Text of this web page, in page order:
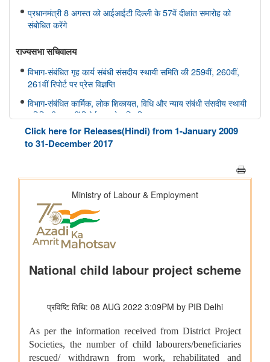
प्रधानमंत्री 8 अगस्त को आईआईटी दिल्ली के 57वें दीक्षांत समारोह को
संबोधित करेंगे
राज्यसभा सचिवालय
विभाग-संबंधित गृह कार्य संबंधी संसदीय स्थायी समिति की 259वीं, 260वीं,
261वीं रिपोर्ट पर प्रेस विज्ञप्ति
विभाग-संबंधित कार्मिक, लोक शिकायत, विधि और न्याय संबंधी संसदीय स्थायी
समिति की 166वीं रिपोर्ट पर प्रेस विज्ञप्ति
विभाग-संबंधित कार्मिक, लोक शिकायत, विधि और न्याय संबंधी संसदीय स्थायी
समिति की 165वीं रिपोर्ट पर प्रेस विज्ञप्ति
विभाग-संबंधित विज्ञान तथा प्रौद्योगिकी, पर्यावरण, वन और जलवायु परिवर्तन
संबंधी संसदीय स्थायी समिति की 412वीं रिपोर्ट पर प्रेस विज्ञप्ति
विभाग-संबंधित विज्ञान तथा प्रौद्योगिकी, पर्यावरण, वन और जलवायु परिवर्तन
संबंधी संसदीय स्थायी समिति की 413-415वीं रिपोर्ट पर प्रेस विज्ञप्ति
स्वास्थ्य और परिवार कल्याण संबंधी संसदीय स्थायी समिति की 175वीं, 176
वीं, 177 वीं रिपोर्ट पर प्रेस विज्ञप्ति
प्रेस विज्ञप्ति
पर दिए गए भाषण का मूल पाठ
आयुष
आयुर्वेद के लिए बड़ा प्रोत्साहन: वैश्विक गुणवत्ता मानक स्थापित करने के लिए
Click here for Releases(Hindi) from 1-January 2009
to 31-December 2017